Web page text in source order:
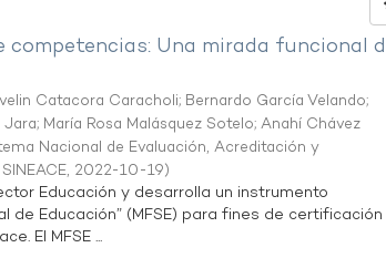
Una mirada funcional
Catacora Caracholi; Bernardo García Velando;
Jara; María Rosa Malásquez Sotelo;Anahí Chávez
Nacional de Evaluación, Acreditación y
, 2022-10-19)
Educación y desarrolla un instrumento
de Educación” (MFSE) para fines de
El MFSE ...